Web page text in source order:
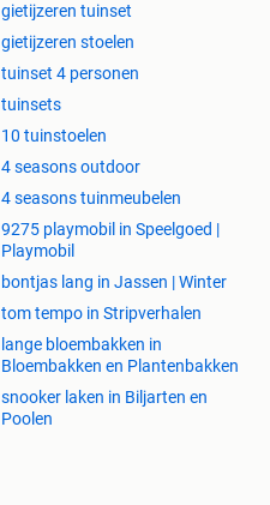
gietijzeren tuinset
gietijzeren stoelen
tuinset 4 personen
tuinsets
10 tuinstoelen
4 seasons outdoor
4 seasons tuinmeubelen
9275 playmobil in Speelgoed |
Playmobil
bontjas lang in Jassen | Winter
tom tempo in Stripverhalen
lange bloembakken in
Bloembakken en Plantenbakken
snooker laken in Biljarten en
Poolen